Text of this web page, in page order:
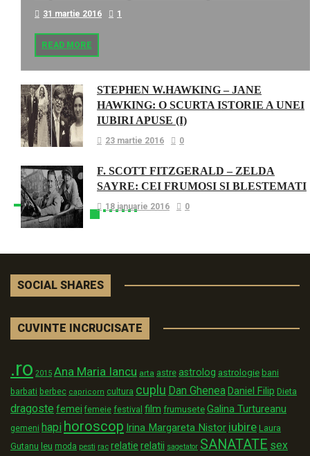
31 martie 2016 1
READ MORE
STEPHEN W.HAWKING – JANE
HAWKING: O SCURTA ISTORIE A UNEI
IUBIRI APUSE (I)
23 martie 2016 0
F. SCOTT FITZGERALD – ZELDA
SAYRE: CEI FRUMOSI SI BLESTEMATI
18 ianuarie 2016 0
SOCIAL SHARES
CUVINTE INCRUCISATE
.ro 2015 Ana Maria Iancu arta astre astrolog astrologie bani
barbati berbec capricorn cultura cuplu Dan GheneaDaniel Filip Dieta
dragoste femei femeie festival film frumusete Galina Turtureanu
gemeni hapi horoscop Irina Margareta Nistor iubire Laura
Gutanu leu moda pesti rac relatie relatii sagetator SANATATE sex